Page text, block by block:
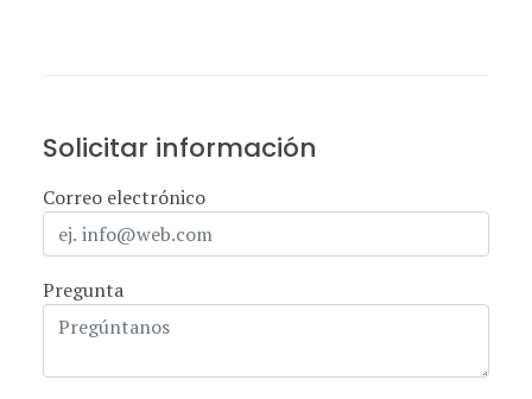
Solicitar información
Correo electrónico
Pregunta